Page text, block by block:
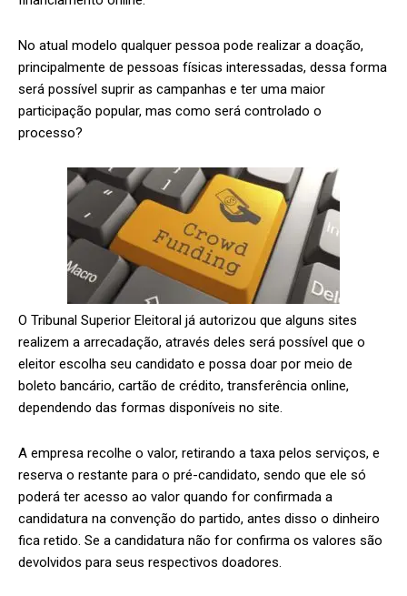
No atual modelo qualquer pessoa pode realizar a doação,
principalmente de pessoas físicas interessadas, dessa forma
será possível suprir as campanhas e ter uma maior
participação popular, mas como será controlado o
processo?
O Tribunal Superior Eleitoral já autorizou que alguns sites
realizem a arrecadação, através deles será possível que o
eleitor escolha seu candidato e possa doar por meio de
boleto bancário, cartão de crédito, transferência online,
dependendo das formas disponíveis no site.
A empresa recolhe o valor, retirando a taxa pelos serviços, e
reserva o restante para o pré-candidato, sendo que ele só
poderá ter acesso ao valor quando for confirmada a
candidatura na convenção do partido, antes disso o dinheiro
fica retido. Se a candidatura não for confirma os valores são
devolvidos para seus respectivos doadores.